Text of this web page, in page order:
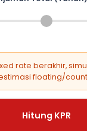
rate berakhir,
floating/
Hitung KPR